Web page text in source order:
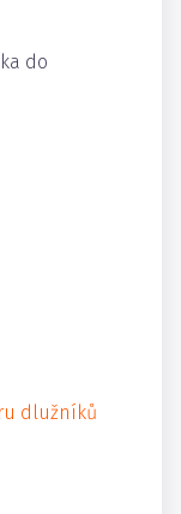
do
dlužníků